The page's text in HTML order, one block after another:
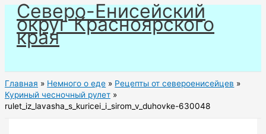
Перейти
содержимому
Северо-Енисейский
округ Красноярского
края
Главная Немного о еде
Рецепты от североенисейцев
Куриный чесночный рулет
rulet_iz_lavasha_s_kuricei_i_sirom_v_duhovke-630048